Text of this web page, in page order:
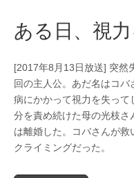
ある日、視
[2017年8月13日放送] 突然
回の主人公。あだ名はコ
病にかかって視力を失って
分を責め続けた母の光枝さ
は離婚した。コバさんが
クライミングだった。